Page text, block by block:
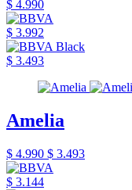
$ 4.990
$ 3.992
$ 3.493
Amelia
$ 4.990 $ 3.493
$ 3.144